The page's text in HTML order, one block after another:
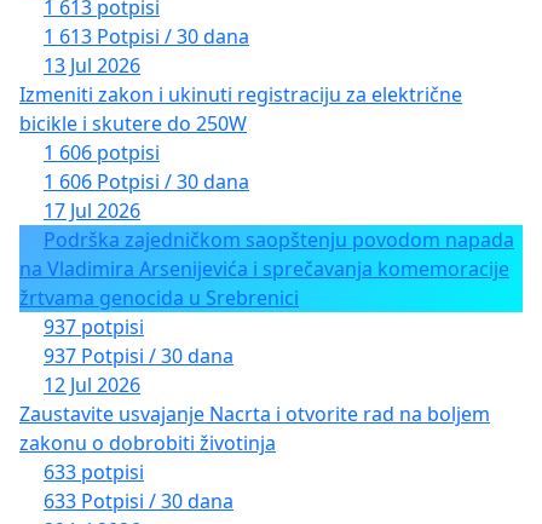
1 613 potpisi
1 613 Potpisi / 30 dana
13 Jul 2026
Izmeniti zakon i ukinuti registraciju za električne
bicikle i skutere do 250W
1 606 potpisi
1 606 Potpisi / 30 dana
17 Jul 2026
Podrška zajedničkom saopštenju povodom napada
na Vladimira Arsenijevića i sprečavanja komemoracije
žrtvama genocida u Srebrenici
937 potpisi
937 Potpisi / 30 dana
12 Jul 2026
Zaustavite usvajanje Nacrta i otvorite rad na boljem
zakonu o dobrobiti životinja
633 potpisi
633 Potpisi / 30 dana